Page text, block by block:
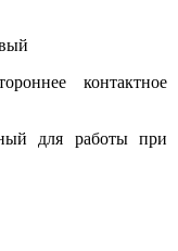
контактное
для работы при